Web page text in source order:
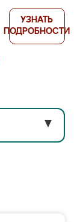
УЗНАТЬ
ПОДРОБНОСТИ
▼